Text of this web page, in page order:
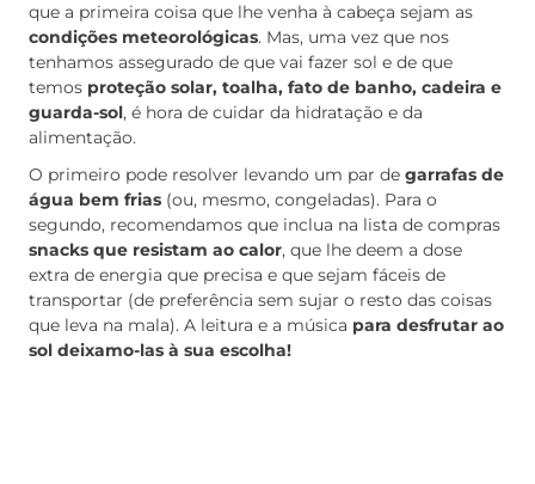
que a primeira coisa que lhe venha à cabeça sejam as
condições meteorológicas. Mas, uma vez que nos
tenhamos assegurado de que vai fazer sol e de que
temos proteção solar, toalha, fato de banho, cadeira e
guarda-sol, é hora de cuidar da hidratação e da
alimentação.
O primeiro pode resolver levando um par de garrafas de
água bem frias (ou, mesmo, congeladas). Para o
segundo, recomendamos que inclua na lista de compras
snacks que resistam ao calor, que lhe deem a dose
extra de energia que precisa e que sejam fáceis de
transportar (de preferência sem sujar o resto das coisas
que leva na mala). A leitura e a música para desfrutar ao
sol deixamo-las à sua escolha!